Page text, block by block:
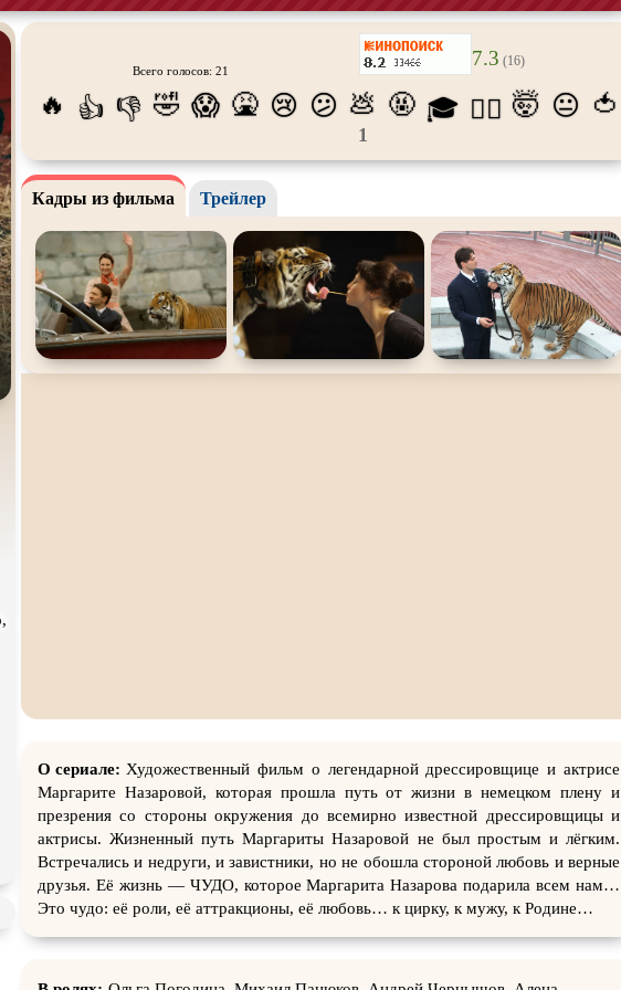
Про богов Про вампиров
Про выживание Про гангстеров
Про деревню Про динозавров Про драконов
Про зомби
лодки
Про любовь Про маньяков и
убийц
Про пиратов Про подростков Про путешествияво
времени
Про рыцарей Про самолёты Про собак
Про супергероев Про танки Про танцы
Про футбол Про хакеров Про хоккей ифигурное
Всего голосов: 21
7.3 (16)
🔥 👍 👎 🤣 😱 🤮 😢 😕 💩
1
🤬 🎓 😵‍💫 🤯 😐 🍅
Кадры из фильма Трейлер
О сериале: Художественный фильм о легендарной дрессировщице и актрисе
Маргарите Назаровой, которая прошла путь от жизни в немецком плену и
презрения со стороны окружения до всемирно известной дрессировщицы и
актрисы. Жизненный путь Маргариты Назаровой не был простым и лёгким.
Встречались и недруги, и завистники, но не обошла стороной любовь и верные
друзья. Её жизнь — ЧУДО, которое Маргарита Назарова подарила всем нам…
Это чудо: её роли, её аттракционы, её любовь… к цирку, к мужу, к Родине…